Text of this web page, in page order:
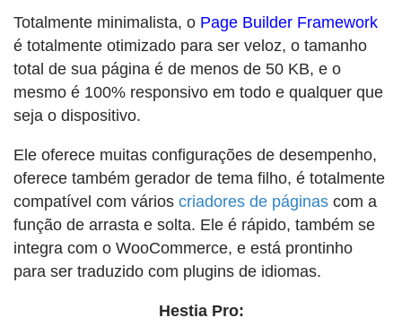
Totalmente minimalista, o Page Builder Framework
é totalmente otimizado para ser veloz, o tamanho
total de sua página é de menos de 50 KB, e o
mesmo é 100% responsivo em todo e qualquer que
seja o dispositivo.
Ele oferece muitas configurações de desempenho,
oferece também gerador de tema filho, é totalmente
compatível com vários criadores de páginas com a
função de arrasta e solta. Ele é rápido, também se
integra com o WooCommerce, e está prontinho
para ser traduzido com plugins de idiomas.
Hestia Pro: